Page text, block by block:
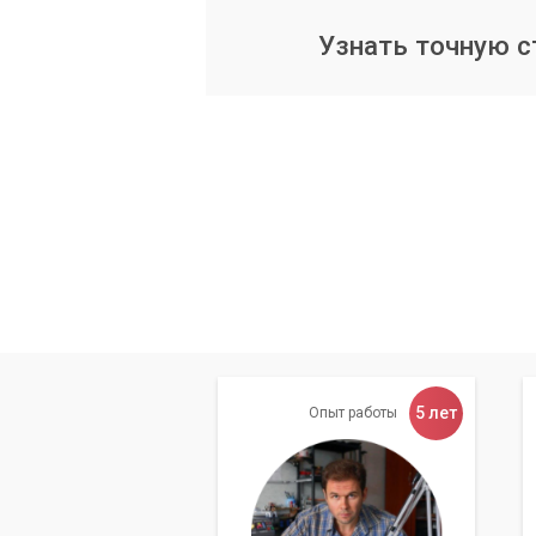
Для внутренних PCIe-карт
привести к сбоям,
Настройка буфера и
В настройках драйвера аудиокарты
Узнать точную
Опыт работы 5 лет